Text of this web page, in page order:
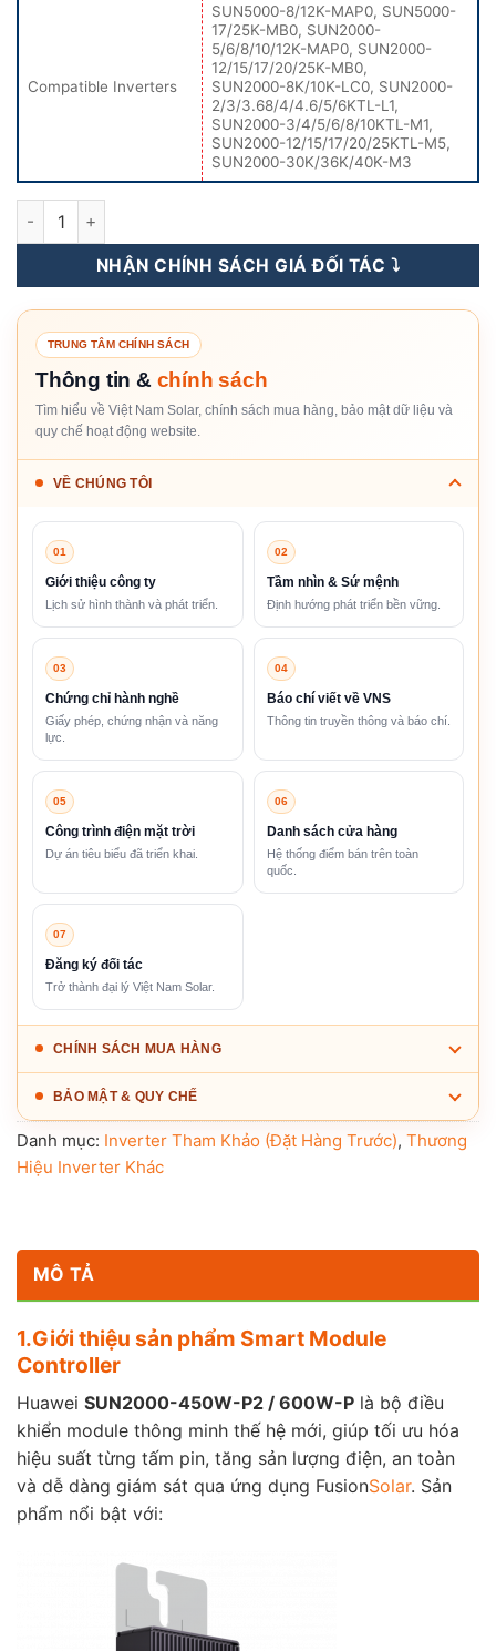
Compatible Inverters
SUN5000-8/12K-MAP0, SUN5000-
17/25K-MB0, SUN2000-
5/6/8/10/12K-MAP0, SUN2000-
12/15/17/20/25K-MB0,
SUN2000-8K/10K-LC0, SUN2000-
2/3/3.68/4/4.6/5/6KTL-L1,
SUN2000-3/4/5/6/8/10KTL-M1,
SUN2000-12/15/17/20/25KTL-M5,
SUN2000-30K/36K/40K-M3
Bộ Optimizer Huawei Thông Minh - Smart Module Controller
NHẬN CHÍNH SÁCH GIÁ ĐỐI TÁC ⤵️
TRUNG TÂM CHÍNH SÁCH
Thông tin & chính sách
Tìm hiểu về Việt Nam Solar, chính sách mua hàng, bảo mật dữ liệu và
quy chế hoạt động website.
VỀ CHÚNG TÔI
01
Giới thiệu công ty
Lịch sử hình thành và phát triển.
02
Tầm nhìn & Sứ mệnh
Định hướng phát triển bền vững.
03
Chứng chỉ hành nghề
Giấy phép, chứng nhận và năng
lực.
04
Báo chí viết về VNS
Thông tin truyền thông và báo chí.
05
Công trình điện mặt trời
Dự án tiêu biểu đã triển khai.
06
Danh sách cửa hàng
Hệ thống điểm bán trên toàn
quốc.
07
Đăng ký đối tác
Trở thành đại lý Việt Nam Solar.
CHÍNH SÁCH MUA HÀNG
BẢO MẬT & QUY CHẾ
Danh mục: Inverter Tham Khảo (Đặt Hàng Trước), Thương
Hiệu Inverter Khác
MÔ TẢ
1.Giới thiệu sản phẩm Smart Module
Controller
Huawei SUN2000-450W-P2 / 600W-P là bộ điều
khiển module thông minh thế hệ mới, giúp tối ưu hóa
hiệu suất từng tấm pin, tăng sản lượng điện, an toàn
và dễ dàng giám sát qua ứng dụng FusionSolar. Sản
phẩm nổi bật với: